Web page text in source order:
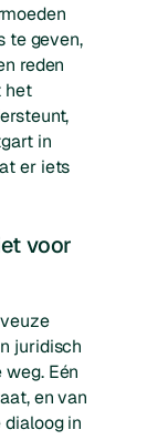
te geven,
reden
het
in
er iets
voor
juridisch
Eén
en van
in